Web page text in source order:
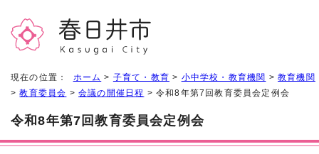
現在の位置： ホーム > 子育て・教育 > 小中学校・教育機関 >教育機関
>教育委員会 >会議の開催日程 > 令和8年第7回教育委員会定例会
令和8年第7回教育委員会定例会